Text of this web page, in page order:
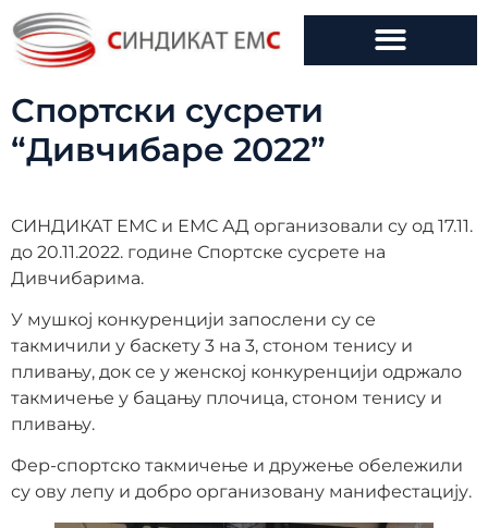
Спортски сусрети
“Дивчибаре 2022”
СИНДИКАТ ЕМС и ЕМС АД организовали су од 17.11.
до 20.11.2022. године Спортске сусрете на
Дивчибарима.
У мушкој конкуренцији запослени су се
такмичили у баскету 3 на 3, стоном тенису и
пливању, док се у женској конкуренцији одржало
такмичење у бацању плочица, стоном тенису и
пливању.
Фер-спортско такмичење и дружење обележили
су ову лепу и добро организовану манифестацију.